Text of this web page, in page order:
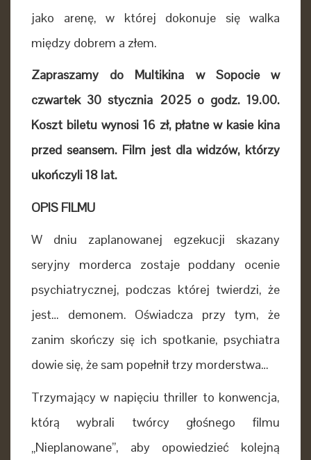
jako arenę, w której dokonuje się walka
między dobrem a złem.
Zapraszamy do Multikina w Sopocie w
czwartek 30 stycznia 2025 o godz. 19.00.
Koszt biletu wynosi 16 zł, płatne w kasie kina
przed seansem. Film jest dla widzów, którzy
ukończyli 18 lat.
OPIS FILMU
W dniu zaplanowanej egzekucji skazany
seryjny morderca zostaje poddany ocenie
psychiatrycznej, podczas której twierdzi, że
jest… demonem. Oświadcza przy tym, że
zanim skończy się ich spotkanie, psychiatra
dowie się, że sam popełnił trzy morderstwa…
Trzymający w napięciu thriller to konwencja,
którą wybrali twórcy głośnego filmu
„Nieplanowane”, aby opowiedzieć kolejną